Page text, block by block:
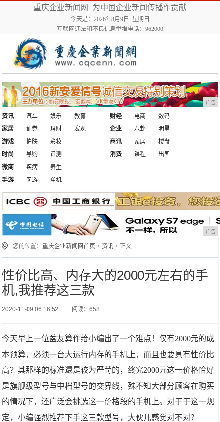
重庆企业新闻网_为中国企业新闻传播作贡献
今天是：2026年8月9日 星期日
互联网违法和不良信息举报电话：962000
广告
资讯 汽车 娱乐
教育
家居
证券 理财 宏观
财经 电商
数码
企业
八卦
明星
游戏
护肤
彩妆
时尚
导购 评测
商讯 家居
楼盘
消费
课程
出国
微商
疾病
养生
手游
网游 单机
广告
您的位置：重庆企业新闻网首页 >资讯 > 正文
性价比高、内存大的2000元左右的手
机,我推荐这三款
2020-11-09 06:16:52 阅读：658
今天早上一位盆友算作给小编出了一个难点！仅有2000元的成
本预算，必须一台大运行内存的手机上，而且也要具有性价比
高？其那样的标准還是较为严苛的，终究2000元这一价格恰好
是旗舰级型号与中档型号的交界线，殊不知大部分顾客在购买
的情况下，还广泛会挑选这一价格段的手机上。对于于这一规
定，小编强烈推荐下手这三款型号，大伙儿感觉对不对？